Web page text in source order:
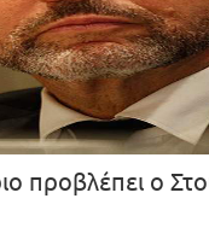
προβλέπει ο